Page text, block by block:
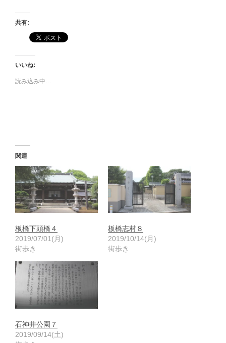
共有:
いいね:
読み込み中…
関連
板橋下頭橋４
2019/07/01(月)
街歩き
板橋志村８
2019/10/14(月)
街歩き
石神井公園７
2019/09/14(土)